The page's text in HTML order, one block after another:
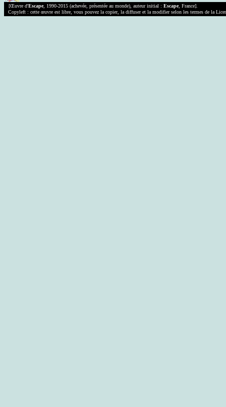
[Œuvre d'Escape, 1990-2015 (achevée, présentée au monde), auteur initial :Escape, France].
Copyleft : cette œuvre est libre, vous pouvez la copier, la diffuser et la modifier selon les termes de la